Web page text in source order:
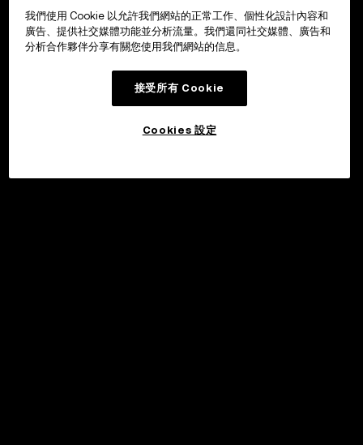
我們使用 Cookie 以允許我們網站的正常工作、個性化設計內容和
廣告、提供社交媒體功能並分析流量。我們還同社交媒體、廣告和
分析合作夥伴分享有關您使用我們網站的信息。
接受所有 Cookie
Cookies 設定